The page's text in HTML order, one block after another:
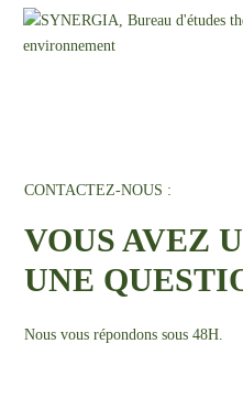
CONTACTEZ-NOUS :
VOUS AVEZ
UNE
Nous vous répondons sous 48H.